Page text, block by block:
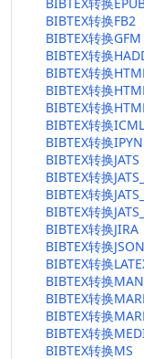
BIBTEX转换FB2
BIBTEX转换GFM
BIBTEX转换
BIBTEX转换
BIBTEX转换
BIBTEX转换
BIBTEX转换ICML
BIBTEX转换
BIBTEX转换JATS
BIBTEX转换
BIBTEX转换
BIBTEX转换
BIBTEX转换JIRA
BIBTEX转换JSON
BIBTEX转换
BIBTEX转换MAN
BIBTEX转换
BIBTEX转换
BIBTEX转换
BIBTEX转换MS